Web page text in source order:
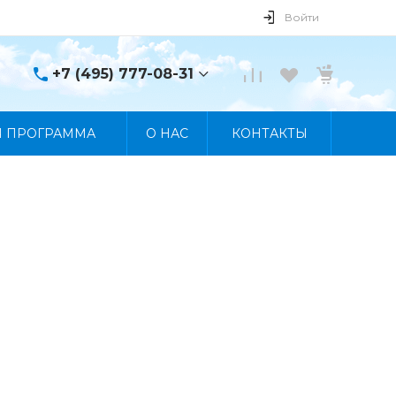
Войти
+7 (495) 777-08-31
+7 (495) 777-08-31
ПРОГРАММА О НАС КОНТАКТЫ